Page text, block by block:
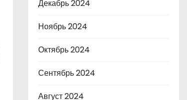
Декабрь 2024
Ноябрь 2024
Октябрь 2024
Сентябрь 2024
Август 2024